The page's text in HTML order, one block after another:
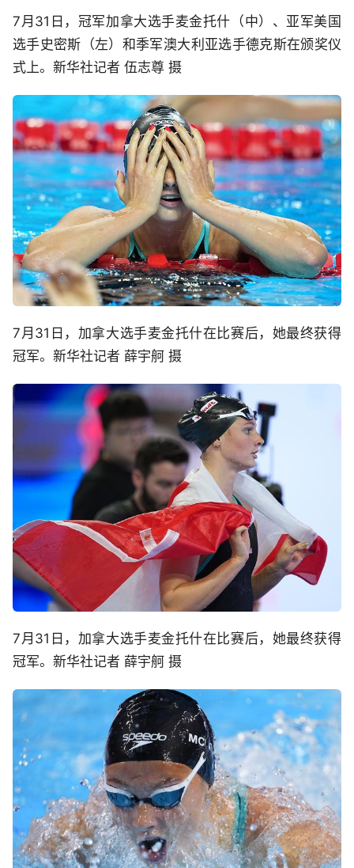
7月31日，冠军加拿大选手麦金托什（中）、亚军美国
选手史密斯（左）和季军澳大利亚选手德克斯在颁奖仪
式上。新华社记者 伍志尊 摄
7月31日，加拿大选手麦金托什在比赛后，她最终获得
冠军。新华社记者 薛宇舸 摄
7月31日，加拿大选手麦金托什在比赛后，她最终获得
冠军。新华社记者 薛宇舸 摄